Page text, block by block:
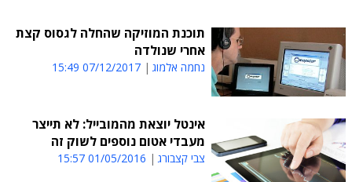
תוכנת המוזיקה שהחלה לגסוס קצת
אחרי שנולדה
נחמה אלמוג 07/12/2017 15:49
אינטל יוצאת מהמובייל: לא תייצר
מעבדי אטום נוספים לשוק זה
צבי קצבורג 01/05/2016 15:57